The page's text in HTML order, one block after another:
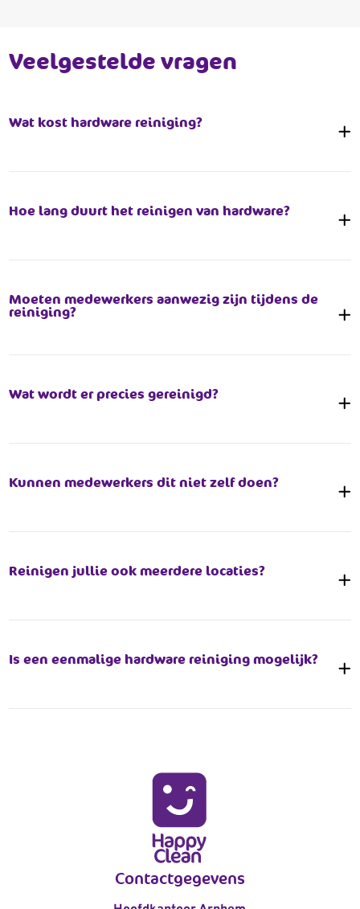
Veelgestelde vragen
Wat kost hardware reiniging?
Hoe lang duurt het reinigen van hardware?
Moeten medewerkers aanwezig zijn tijdens de
reiniging?
Wat wordt er precies gereinigd?
Kunnen medewerkers dit niet zelf doen?
Reinigen jullie ook meerdere locaties?
Is een eenmalige hardware reiniging mogelijk?
Contactgegevens